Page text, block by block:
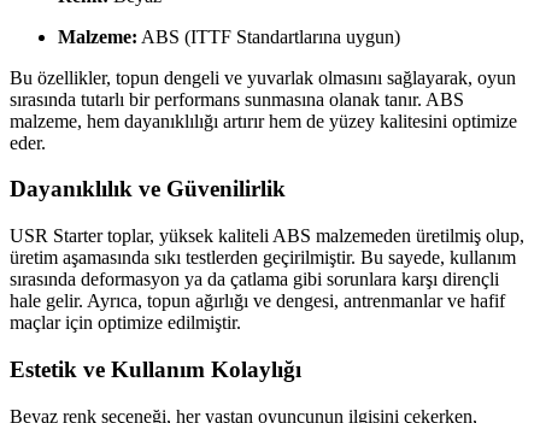
Malzeme: ABS (ITTF Standartlarına uygun)
Bu özellikler, topun dengeli ve yuvarlak olmasını sağlayarak, oyun
sırasında tutarlı bir performans sunmasına olanak tanır. ABS
malzeme, hem dayanıklılığı artırır hem de yüzey kalitesini optimize
eder.
Dayanıklılık ve Güvenilirlik
USR Starter toplar, yüksek kaliteli ABS malzemeden üretilmiş olup,
üretim aşamasında sıkı testlerden geçirilmiştir. Bu sayede, kullanım
sırasında deformasyon ya da çatlama gibi sorunlara karşı dirençli
hale gelir. Ayrıca, topun ağırlığı ve dengesi, antrenmanlar ve hafif
maçlar için optimize edilmiştir.
Estetik ve Kullanım Kolaylığı
Beyaz renk seçeneği, her yaştan oyuncunun ilgisini çekerken,